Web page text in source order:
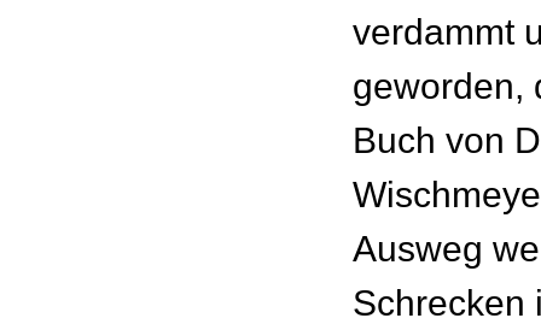
verdammt
geworden,
Buch von
Ausweg
Schrecken